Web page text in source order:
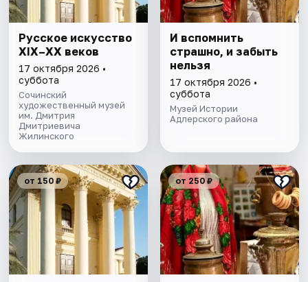
Русское искусство
XIX–XX веков
17 октября 2026 •
суббота
Сочинский
художественный музей
им. Дмитрия
Дмитриевича
Жилинского
И вспомнить
страшно, и забыть
нельзя
17 октября 2026 •
суббота
Музей Истории
Адлерского района
от 150 ₽ от 250 ₽